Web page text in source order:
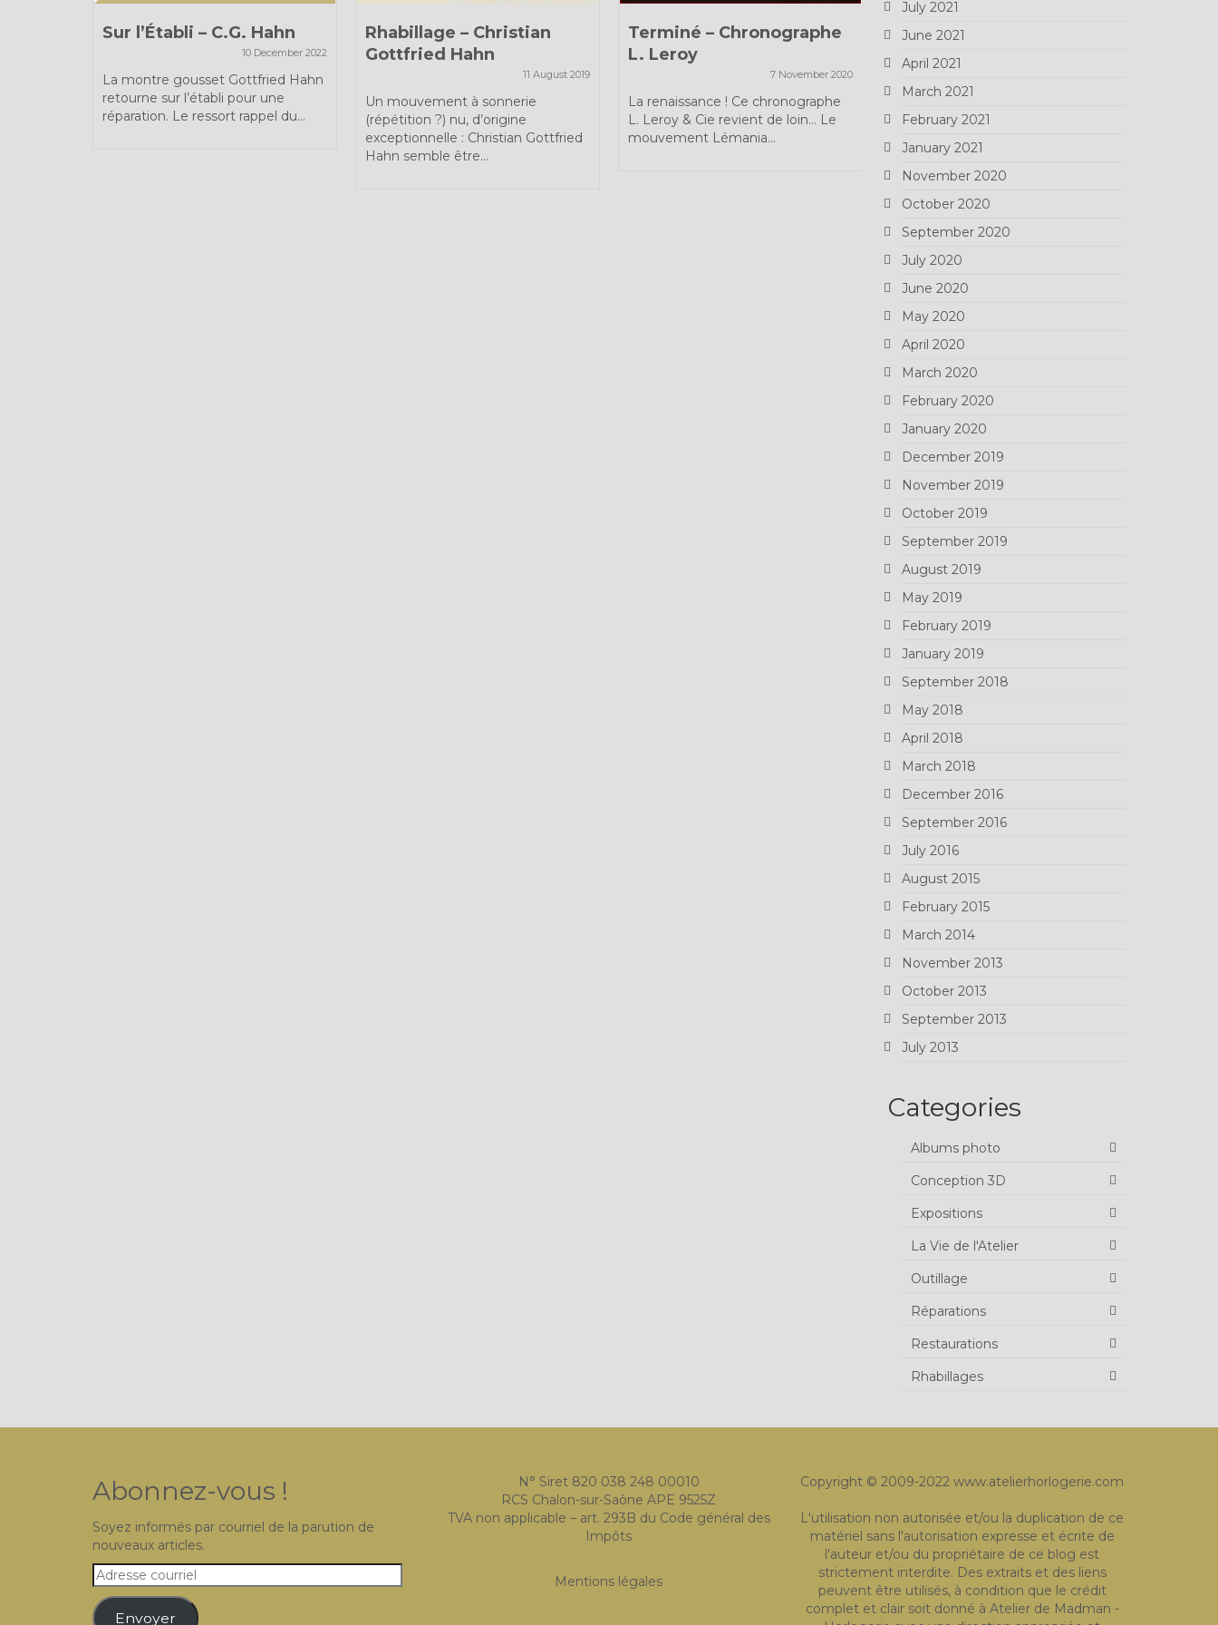
Sur l’Établi – C.G. Hahn
10 December 2022
La montre gousset Gottfried Hahn
retourne sur l’établi pour une
réparation. Le ressort rappel du...
Rhabillage – Christian
Gottfried Hahn
11 August 2019
Un mouvement à sonnerie
(répétition ?) nu, d’origine
exceptionnelle : Christian Gottfried
Hahn semble être...
Terminé – Chronographe
L. Leroy
7 November 2020
La renaissance ! Ce chronographe
L. Leroy & Cie revient de loin… Le
mouvement Lémania...
Terminé – Montre Leroy
Paris
Une précision redoutable pour
cette montre de communion du
July 2021
June 2021
April 2021
March 2021
February 2021
January 2021
November 2020
October 2020
September 2020
July 2020
June 2020
May 2020
April 2020
March 2020
February 2020
January 2020
December 2019
November 2019
October 2019
September 2019
August 2019
May 2019
February 2019
January 2019
September 2018
May 2018
April 2018
March 2018
December 2016
September 2016
July 2016
August 2015
February 2015
March 2014
November 2013
October 2013
September 2013
July 2013
Categories
Albums photo
Conception 3D
Expositions
La Vie de l'Atelier
Outillage
Réparations
Restaurations
Rhabillages
Abonnez-vous !
Soyez informés par courriel de la parution de
nouveaux articles.
Adresse
courriel
Envoyer
N° Siret 820 038 248 00010
RCS Chalon-sur-Saône APE 9525Z
TVA non applicable – art. 293B du Code général des
Impôts
Mentions légales
Copyright © 2009-2022 www.atelierhorlogerie.com
L'utilisation non autorisée et/ou la duplication de ce
matériel sans l'autorisation expresse et écrite de
l'auteur et/ou du propriétaire de ce blog est
strictement interdite. Des extraits et des liens
peuvent être utilisés, à condition que le crédit
complet et clair soit donné à Atelier de Madman -